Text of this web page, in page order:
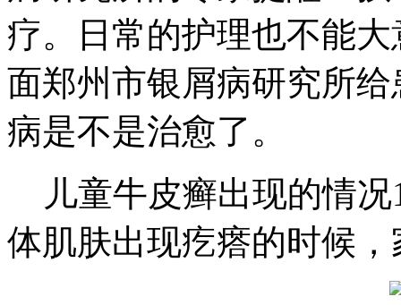
疗。日常的护理也不能
面郑州市银屑病研究所
病是不是治愈了。
儿童牛皮癣出现的情况
体肌肤出现疙瘩的时候